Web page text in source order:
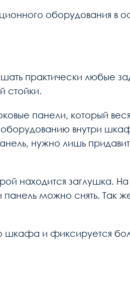
оборудования в
практически любые
стойки.
панели, который
внутри
нужно лишь
находится заглушка.
можно снять. Так
шкафа и фиксируется